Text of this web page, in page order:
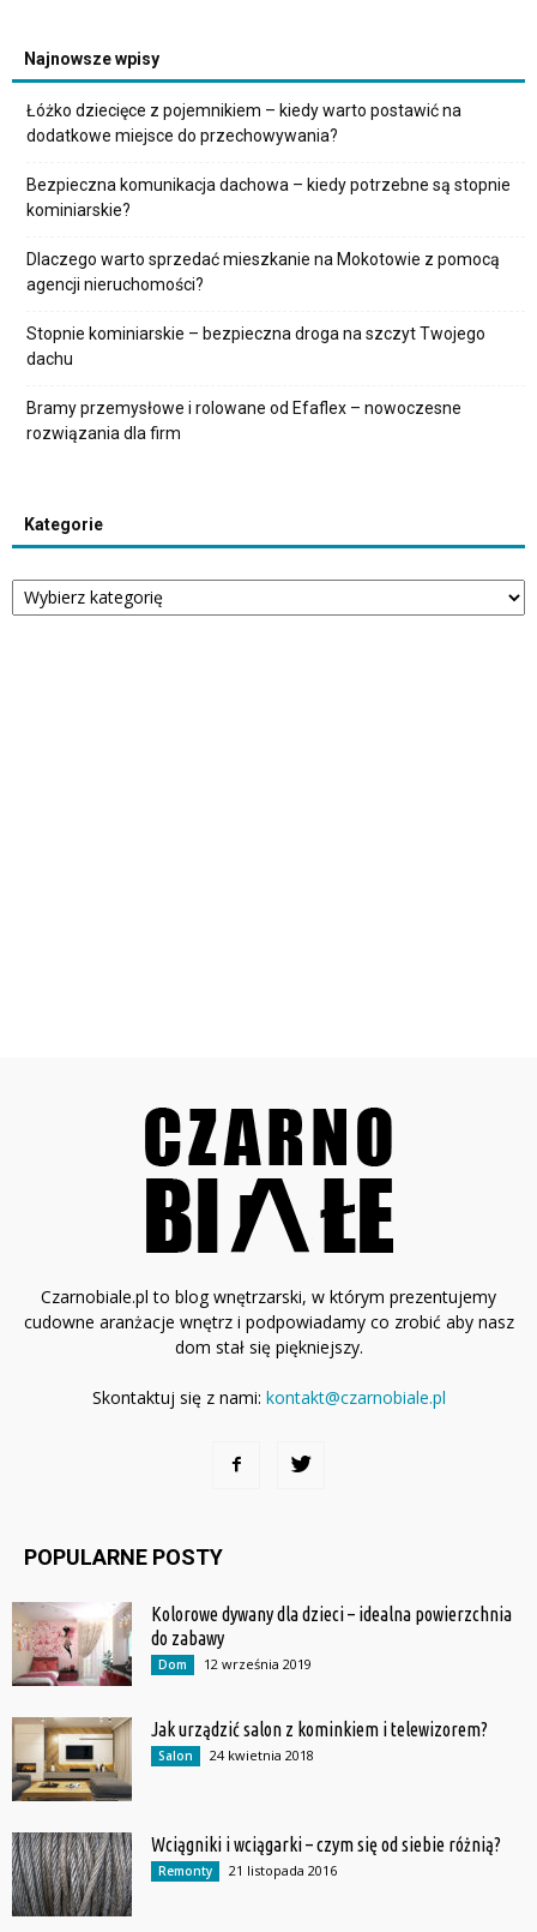
Najnowsze wpisy
Łóżko dziecięce z pojemnikiem – kiedy warto postawić na
dodatkowe miejsce do przechowywania?
Bezpieczna komunikacja dachowa – kiedy potrzebne są stopnie
kominiarskie?
Dlaczego warto sprzedać mieszkanie na Mokotowie z pomocą
agencji nieruchomości?
Stopnie kominiarskie – bezpieczna droga na szczyt Twojego
dachu
Bramy przemysłowe i rolowane od Efaflex – nowoczesne
rozwiązania dla firm
Kategorie
Kategorie
Czarnobiale.pl to blog wnętrzarski, w którym prezentujemy
cudowne aranżacje wnętrz i podpowiadamy co zrobić aby nasz
dom stał się piękniejszy.
Skontaktuj się z nami: kontakt@czarnobiale.pl
POPULARNE POSTY
Kolorowe dywany dla dzieci – idealna powierzchnia
do zabawy
Dom 12 września 2019
Jak urządzić salon z kominkiem i telewizorem?
Salon 24 kwietnia 2018
Wciągniki i wciągarki – czym się od siebie różnią?
Remonty 21 listopada 2016